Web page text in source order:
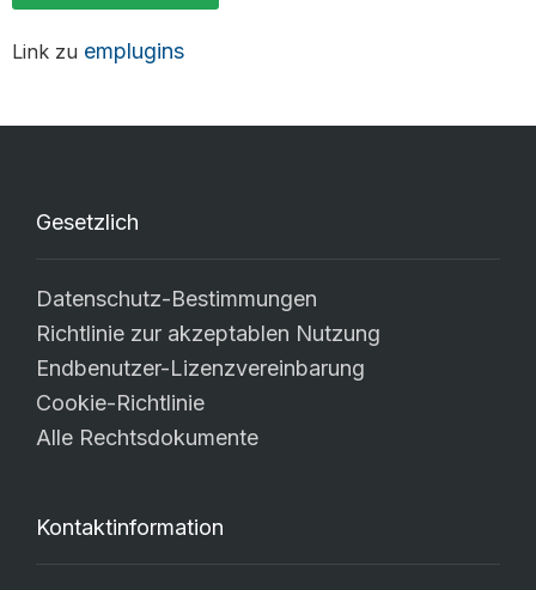
Link zu emplugins
Gesetzlich
Datenschutz-Bestimmungen
Richtlinie zur akzeptablen Nutzung
Endbenutzer-Lizenzvereinbarung
Cookie-Richtlinie
Alle Rechtsdokumente
Kontaktinformation